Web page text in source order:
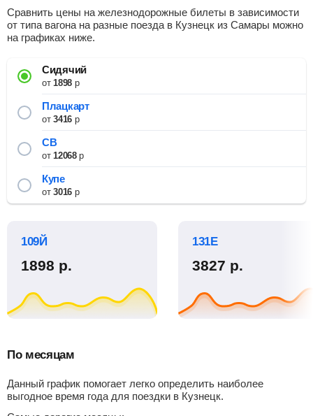
Сравнить цены на железнодорожные билеты в зависимости
от типа вагона на разные поезда в Кузнецк из Самары можно
на графиках ниже.
Сидячий
от1898р
Плацкарт
от3416р
СВ
от12068р
Купе
от3016р
109Й
1898 р.
131Е
3827 р.
По месяцам
Данный график помогает легко определить наиболее
выгодное время года для поездки в Кузнецк.